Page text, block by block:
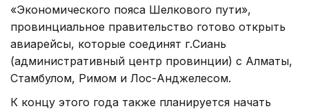
«Экономического пояса Шелкового пути»,
провинциальное правительство готово открыть
авиарейсы, которые соединят г.Сиань
(административный центр провинции) с Алматы,
Стамбулом, Римом и Лос-Анджелесом.
К концу этого года также планируется начать